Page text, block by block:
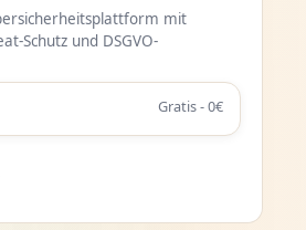
mit
Schutz und DSGVO-
Gratis - 0€